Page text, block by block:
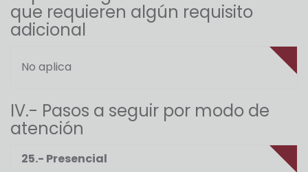
que requieren algún requisito
adicional
No aplica
IV.- Pasos a seguir por modo de
atención
25.- Presencial